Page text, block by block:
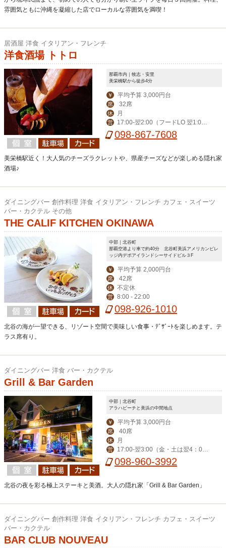
雰囲気ともに沖縄を凝縮した店でローカルな雰囲気を満喫！
居酒屋 洋食 イタリアン・フレンチ
洋食酒場 トトロ
那覇市内｜牧志・安里
美栄橋駅から徒歩4分
￥ 平均予算 3,000円台
席 32席
休 月
営
17:00-翌2:00（フードLO 翌1:0
0）098-867-7608
美栄橋駅近く！大人気のチーズラクレットや、県産チーズなどが楽しめる隠れ家
酒場♪
ダイニングバー 創作料理 洋食 イタリアン・フレンチ カフェ・スイーツ
バー・カクテル その他
THE CALIF KITCHEN OKINAWA
中部｜北谷町
那覇空港より車で約40分 北谷町美浜アメリカンビレ
ッジ内デポアイランドシーサイドビル３F
￥ 平均予算 2,000円台
席 42席
休 不定休
営 8:00 - 22:00
098-926-1010
北谷の海が一望できる、リゾート空間で美味しい食事・ﾃﾞｻﾞｰﾄを楽しめます。テ
ラス席有り。
ダイニングバー 洋食 バー・カクテル
Grill & Bar Garden
中部｜北谷町
アラハビーチと美浜の中間地点
￥ 平均予算 3,000円台
席 40席
休 月
営
17:00-翌3:00（金・土は翌4：00
迄） ※ハッピーアワー17:00-19:00
098-960-3992
北谷の夜を彩る極上ステーキと美酒。大人の隠れ家「Grill & Bar Garden」
ダイニングバー 創作料理 洋食 イタリアン・フレンチ カフェ・スイーツ
バー・カクテル
BAR CLUB NOUVEAU